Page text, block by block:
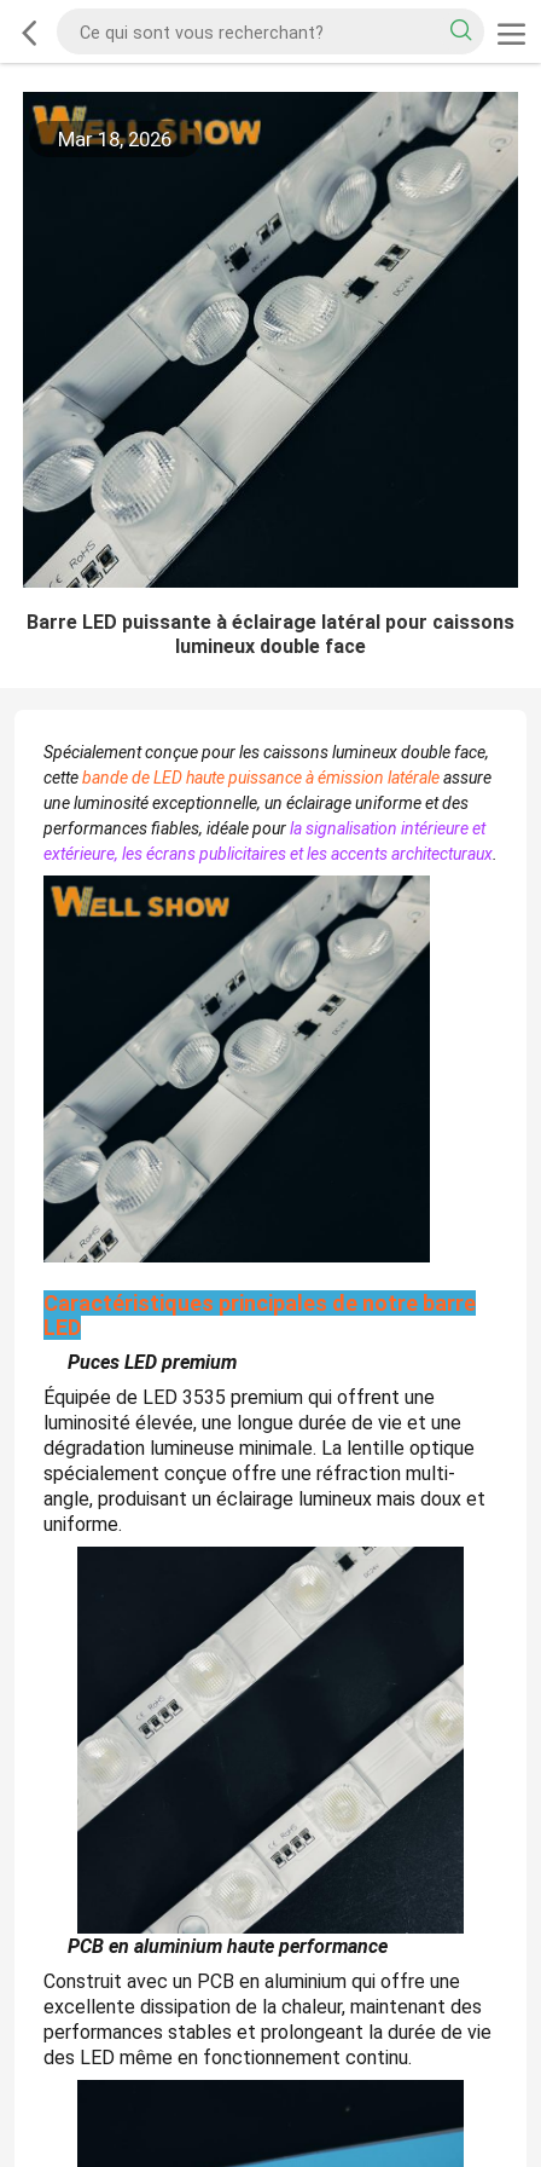
Mar 18, 2026
Barre LED puissante à éclairage latéral pour caissons
lumineux double face
Spécialement conçue pour les caissons lumineux double face,
cettebande de LED haute puissance à émission latéraleassure
une luminosité exceptionnelle, un éclairage uniforme et des
performances fiables, idéale pourla signalisation intérieure et
extérieure, les écrans publicitaires et les accents architecturaux.
Caractéristiques principales de notre barre
LED
Puces LED premium
Équipée de LED 3535 premium qui offrent une
luminosité élevée, une longue durée de vie et une
dégradation lumineuse minimale. La lentille optique
spécialement conçue offre une réfraction multi-
angle, produisant un éclairage lumineux mais doux et
uniforme.
PCB en aluminium haute performance
Construit avec un PCB en aluminium qui offre une
excellente dissipation de la chaleur, maintenant des
performances stables et prolongeant la durée de vie
des LED même en fonctionnement continu.